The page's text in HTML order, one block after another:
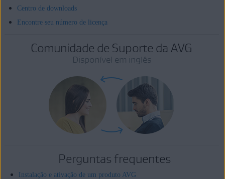
Centro de downloads
Encontre seu número de licença
Comunidade de Suporte da AVG
Disponível em inglês
Perguntas frequentes
Instalação e ativação de um produto AVG